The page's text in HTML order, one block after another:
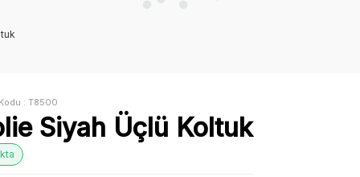
:T8500
Siyah Üçlü Koltuk